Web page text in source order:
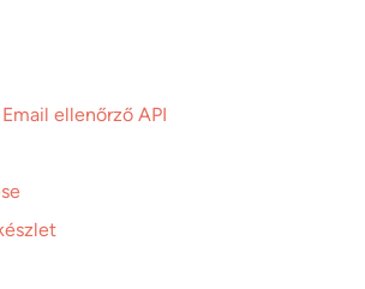
Email ellenőrző API